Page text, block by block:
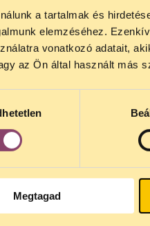
a tartalmak és
elemzéséhez.
vonatkozó adatait,
az Ön által használt más
Megtagad